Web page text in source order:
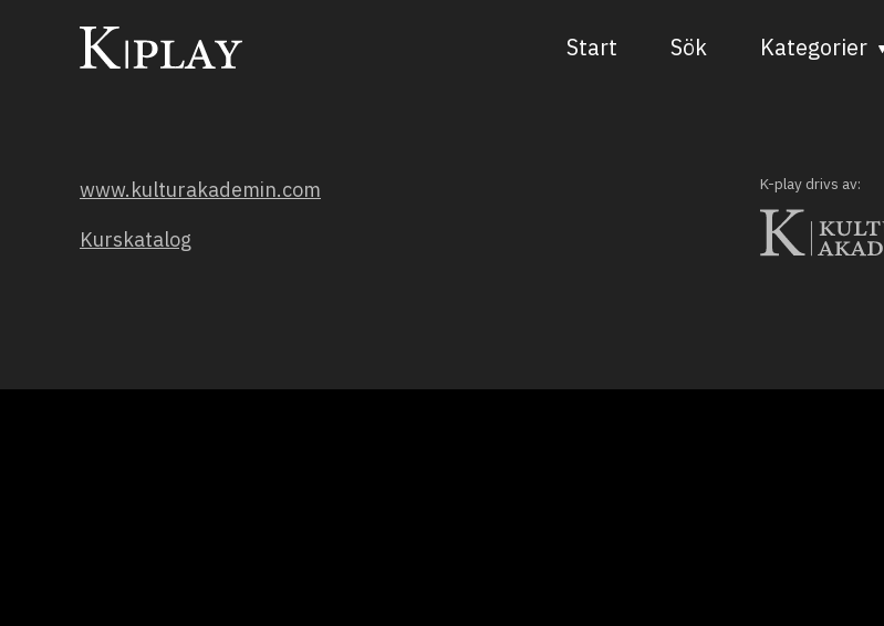
Start Sök Kategorier
Dans
Musik
www.kulturakademin.com
Kurskatalog
K-play drivs av: